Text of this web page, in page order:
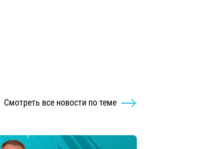
Смотреть все новости по теме